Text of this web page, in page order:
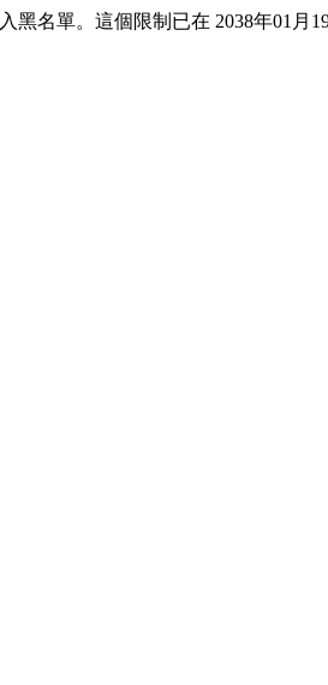
黑名單。這個限制已在 2038年01月